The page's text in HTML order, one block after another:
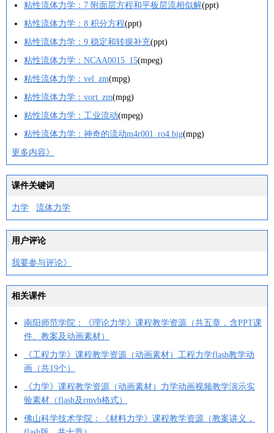
粘性流体力学：7 附面层方程和平板层流相似解(ppt)
粘性流体力学：8 积分方程(ppt)
粘性流体力学：9 稳定和转捩补充(ppt)
粘性流体力学：NCAA0015_15(mpeg)
粘性流体力学：vel_zm(mpg)
粘性流体力学：vort_zm(mpg)
粘性流体力学：工业流动(mpeg)
粘性流体力学：神奇的流动m4r001_ro4.big(mpg)
更多内容》
课件关键词
力学 流体力学
用户评论
我要参与评论》
相关课件
南阳师范学院：《理论力学》课程教学资源（共五章，含PPT课
件、教案及动画素材）
《工程力学》课程教学资源（动画素材）工程力学flash教学动
画（共19个）
《力学》课程教学资源（动画素材）力学动画视频教学演示实
验素材（flash及rmvb格式）
佛山科学技术学院：《材料力学》课程教学资源（教案讲义，